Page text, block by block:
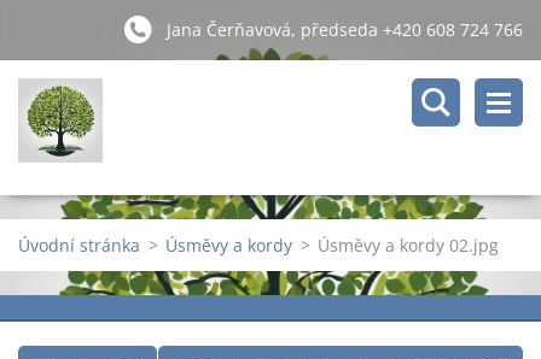
Jana Čerňavová, předseda +420 608 724 766
Úvodní stránka > Úsměvy a kordy > Úsměvy a kordy 02.jpg